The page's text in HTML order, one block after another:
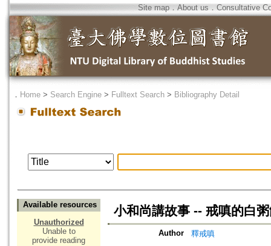
Site map．About us ． Consultative
． Home > Search Engine > Fulltext Search > Bibliography Detail
Available resources
Unauthorized
Unable to
provide reading
小和尚講故事 -- 戒嗔的白
Author
釋戒嗔